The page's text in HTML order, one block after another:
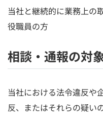
当社と継続的に業務上の
役職員の方
相談・通報の対
当社における法令違反や
反、またはそれらの疑い